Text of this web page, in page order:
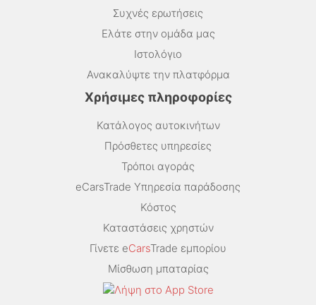
Συχνές ερωτήσεις
Ελάτε στην ομάδα μας
Ιστολόγιο
Ανακαλύψτε την πλατφόρμα
Χρήσιμες πληροφορίες
Κατάλογος αυτοκινήτων
Πρόσθετες υπηρεσίες
Τρόποι αγοράς
eCarsTrade Υπηρεσία παράδοσης
Κόστος
Καταστάσεις χρηστών
Γίνετε eCarsTrade εμπορίου
Μίσθωση μπαταρίας